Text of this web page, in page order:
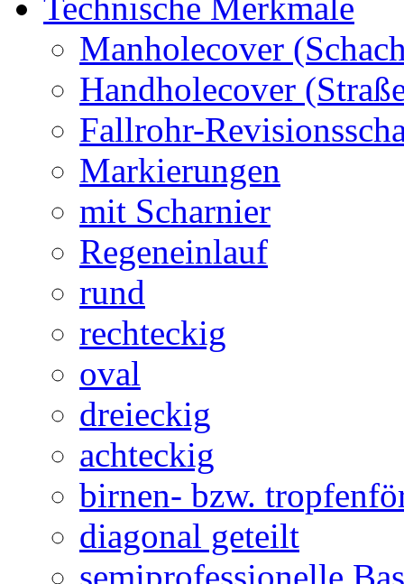
Manholecover
Handholecover
Fallrohr-
Markierungen
mit Scharnier
Regeneinlauf
rund
rechteckig
oval
dreieckig
achteckig
birnen- bzw.
diagonal geteilt
semiprofessionelle